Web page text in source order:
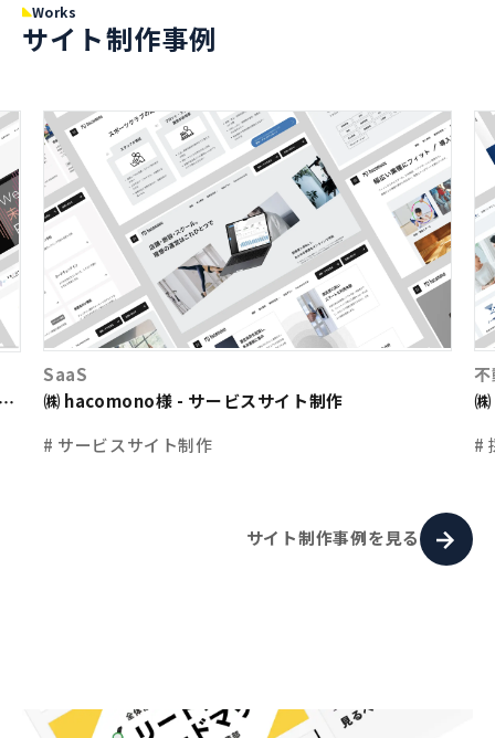
Works
サイト制作事例
SaaS
㈱ hacomono様 - サービスサイト制作
# サービスサイト制作
#
サイト制作事例を見る